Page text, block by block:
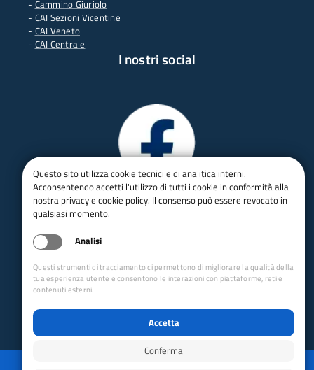
- Cammino Giuriolo
- CAI Sezioni Vicentine
- CAI Veneto
- CAI Centrale
I nostri social
Questo sito utilizza cookie tecnici e di analitica interni.
Acconsentendo accetti l'utilizzo di tutti i cookie in conformità alla
nostra privacy e cookie policy. Il consenso può essere revocato in
qualsiasi momento.
Analisi
Questi strumenti di tracciamento ci permettono di migliorare la qualità della
tua esperienza utente e consentono le interazioni con piattaforme, reti e
contenuti esterni.
Accetta
Conferma